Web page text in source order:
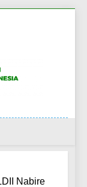
Nabire